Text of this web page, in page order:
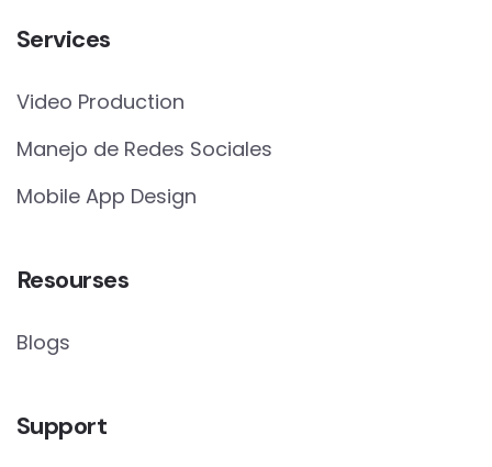
Services
Video Production
Manejo de Redes Sociales
Mobile App Design
Resourses
Blogs
Support